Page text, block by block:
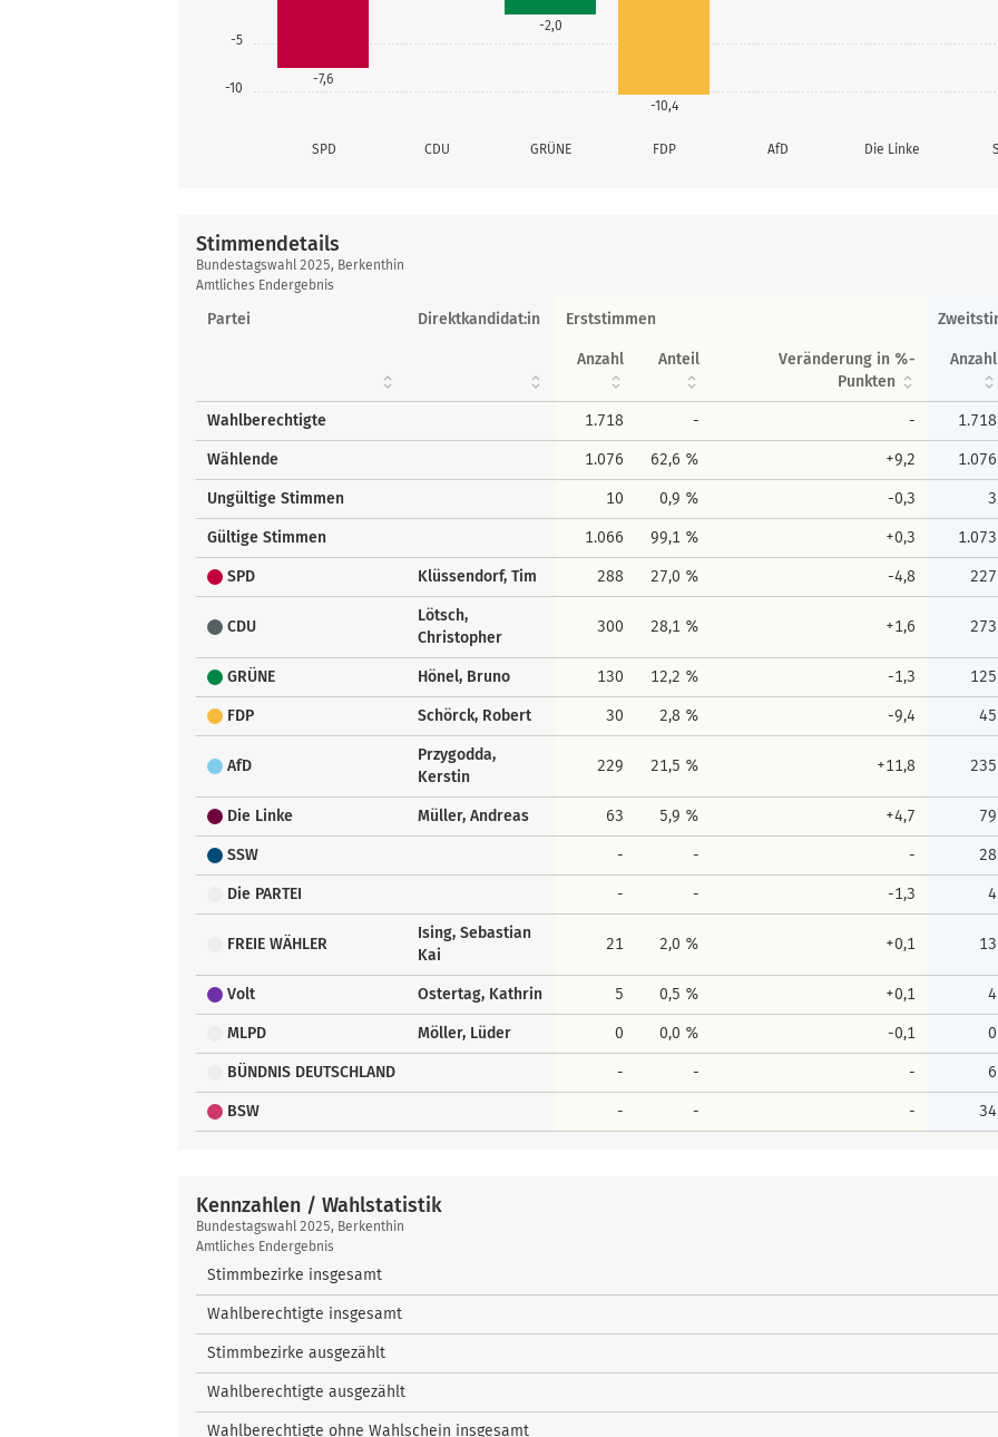
-10
-5
SPD CDU GRÜNE FDP AfD Die Linke
-7,6
-2,0
-10,4
Stimmendetails
Stimmendetails
Bundestagswahl 2025, Berkenthin
Amtliches Endergebnis
Partei Direktkandidat:in Erststimmen
Anzahl Anteil
Veränderung in %-
Punkten
Anzahl
Wahlberechtigte 1.718 - - 1.718
Wählende 1.076 62,6 % +9,2 1.076
Ungültige Stimmen 10 0,9 % -0,3 3
Gültige Stimmen 1.066 99,1 % +0,3 1.073
SPD Klüssendorf, Tim 288 27,0 % -4,8 227
CDU
Lötsch,
Christopher
300 28,1 % +1,6 273
GRÜNE Hönel, Bruno 130 12,2 % -1,3 125
FDP Schörck, Robert 30 2,8 % -9,4 45
AfD
Przygodda,
Kerstin
229 21,5 % +11,8 235
Die Linke Müller, Andreas 63 5,9 % +4,7 79
SSW - - - 28
Die PARTEI - - -1,3 4
FREIE WÄHLER
Ising, Sebastian
Kai
21 2,0 % +0,1 13
Volt Ostertag, Kathrin 5 0,5 % +0,1 4
MLPD Möller, Lüder 0 0,0 % -0,1 0
BÜNDNIS DEUTSCHLAND - - - 6
BSW - - - 34
Kennzahlen / Wahlstatistik
Kennzahlen
/
Wahlstatistik
Bundestagswahl 2025, Berkenthin
Amtliches Endergebnis
Stimmbezirke insgesamt
Wahlberechtigte insgesamt
Stimmbezirke ausgezählt
Wahlberechtigte ausgezählt
Wahlberechtigte ohne Wahlschein insgesamt